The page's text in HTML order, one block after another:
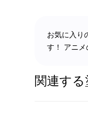
お気に入り
す！ アニメ
関連す